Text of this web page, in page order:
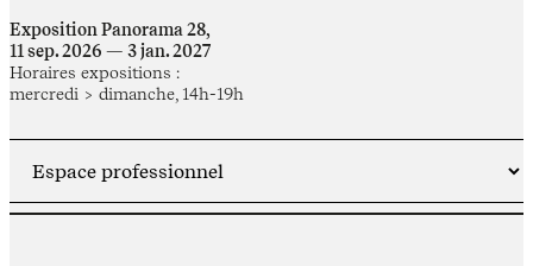
Exposition Panorama 28,
11 sep. 2026 — 3 jan. 2027
Horaires expositions :
mercredi > dimanche, 14h-19h